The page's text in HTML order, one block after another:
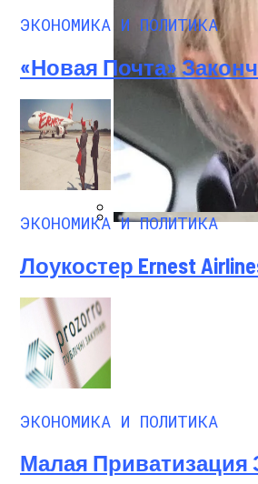
Международная
ЭКОНОМИКА И ПОЛИТИКА
«Новая Почта»
ЭКОНОМИКА И ПОЛИТИКА
Лоукостер Ernest
ЭКОНОМИКА И ПОЛИТИКА
Малая Приватизация